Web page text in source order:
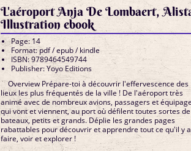
L'aéroport Anja De Lombaert,
Illustration ebook
Page: 14
Format: pdf / epub / kindle
ISBN: 9789464549744
Publisher: Yoyo Editions
Overview Prépare-toi à découvrir l'effervescence des
lieux les plus fréquentés de la ville ! De l'aéroport très
animé avec de nombreux avions, passagers et
qui vont et viennent, au port où défilent toutes sortes de
bateaux, petits et grands. Déplie les grandes pages
rabattables pour découvrir et apprendre tout ce qu'il y
faire, voir et explorer !